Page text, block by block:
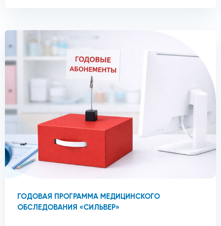
ГОДОВАЯ ПРОГРАММА МЕДИЦИНСКОГО
ОБСЛЕДОВАНИЯ «СИЛЬВЕР»